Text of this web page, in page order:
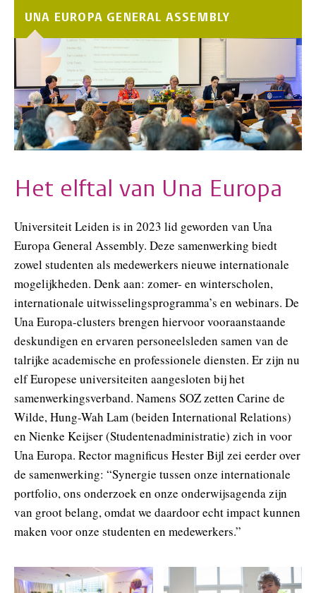
UNA EUROPA GENERAL ASSEMBLY
Het elftal van Una Europa
Universiteit Leiden is in 2023 lid geworden van Una
Europa General Assembly. Deze samenwerking biedt
zowel studenten als medewerkers nieuwe internationale
mogelijkheden. Denk aan: zomer- en winterscholen,
internationale uitwisselingsprogramma’s en webinars. De
Una Europa-clusters brengen hiervoor vooraanstaande
deskundigen en ervaren personeelsleden samen van de
talrijke academische en professionele diensten. Er zijn nu
elf Europese universiteiten aangesloten bij het
samenwerkingsverband. Namens SOZ zetten Carine de
Wilde, Hung-Wah Lam (beiden International Relations)
en Nienke Keijser (Studentenadministratie) zich in voor
Una Europa. Rector magnificus Hester Bijl zei eerder over
de samenwerking: “Synergie tussen onze internationale
portfolio, ons onderzoek en onze onderwijsagenda zijn
van groot belang, omdat we daardoor echt impact kunnen
maken voor onze studenten en medewerkers.”